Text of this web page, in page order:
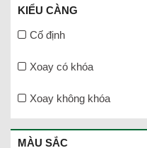
KIỂU CÀNG
Cố định
Xoay có khóa
Xoay không khóa
MÀU SẮC